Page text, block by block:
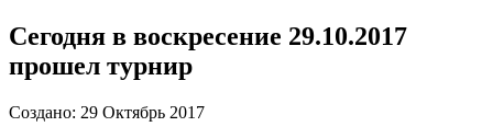
Сегодня в воскресение 29.10.2017
прошел турнир
Создано: 29 Октябрь 2017